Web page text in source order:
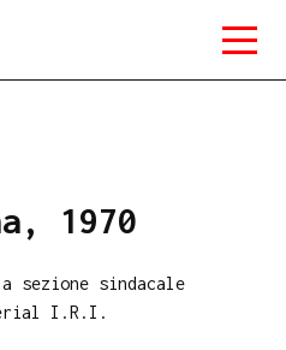
1970
sindacale
I.R.I.